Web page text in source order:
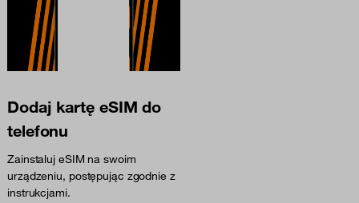
Dodaj kartę eSIM do
telefonu
Zainstaluj eSIM na swoim
urządzeniu, postępując zgodnie z
instrukcjami.